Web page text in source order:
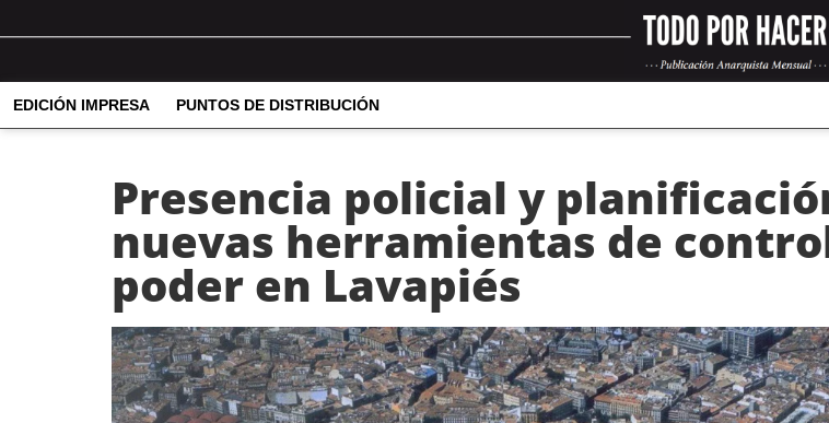
EDICIÓN IMPRESA PUNTOS DE DISTRIBUCIÓN
Presencia policial y
nuevas herramientas de
poder en Lavapiés